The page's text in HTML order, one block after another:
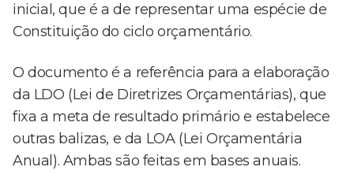
inicial, que é a de representar uma espécie de
Constituição do ciclo orçamentário.
O documento é a referência para a elaboração
da LDO (Lei de Diretrizes Orçamentárias), que
fixa a meta de resultado primário e estabelece
outras balizas, e da LOA (Lei Orçamentária
Anual). Ambas são feitas em bases anuais.